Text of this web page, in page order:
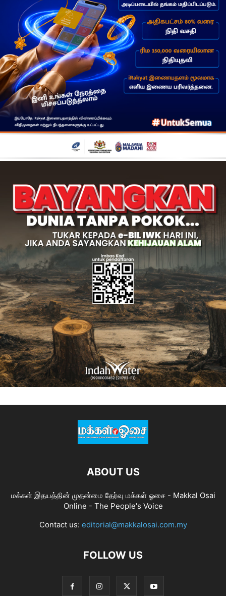
ABOUT US
மக்கள் இதயத்தின் முதன்மை தேர்வு மக்கள் ஓசை - Makkal Osai
Online - The People's Voice
Contact us: editorial@makkalosai.com.my
FOLLOW US